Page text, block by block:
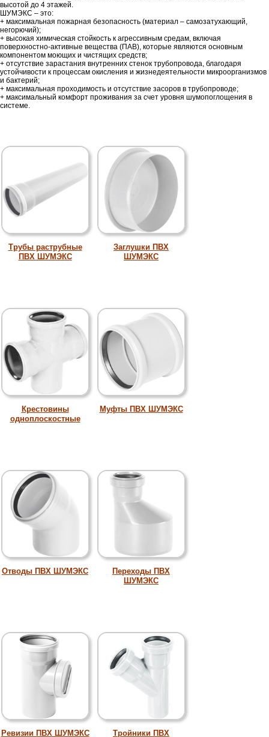
высотой до 4 этажей.
ШУМЭКС – это:
+ максимальная пожарная безопасность (материал – самозатухающий,
негорючий);
+ высокая химическая стойкость к агрессивным средам, включая
поверхностно-активные вещества (ПАВ), которые являются основным
компонентом моющих и чистящих средств;
+ отсутствие зарастания внутренних стенок трубопровода, благодаря
устойчивости к процессам окисления и жизнедеятельности микроорганизмов
и бактерий;
+ максимальная проходимость и отсутствие засоров в трубопроводе;
+ максимальный комфорт проживания за счет уровня шумопоглощения в
системе.
Трубы раструбные
ПВХ ШУМЭКС
Заглушки ПВХ
ШУМЭКС
Крестовины
одноплоскостные
Муфты ПВХ ШУМЭКС
Отводы ПВХ ШУМЭКС
Переходы ПВХ
ШУМЭКС
Ревизии ПВХ ШУМЭКС Тройники ПВХ